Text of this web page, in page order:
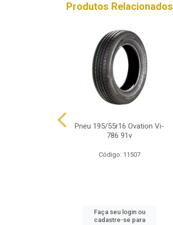
Produtos Relacionados
Pneu 195/55r16 Ovation Vi-
786 91v
Código: 11507
Faça seu login ou
cadastre-se para